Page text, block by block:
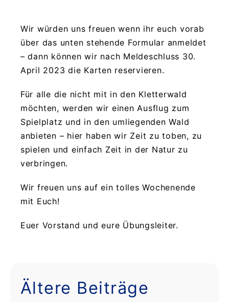
Wir würden uns freuen wenn ihr euch vorab
über das unten stehende Formular anmeldet
– dann können wir nach Meldeschluss 30.
April 2023 die Karten reservieren.
Für alle die nicht mit in den Kletterwald
möchten, werden wir einen Ausflug zum
Spielplatz und in den umliegenden Wald
anbieten – hier haben wir Zeit zu toben, zu
spielen und einfach Zeit in der Natur zu
verbringen.
Wir freuen uns auf ein tolles Wochenende
mit Euch!
Euer Vorstand und eure Übungsleiter.
Ältere Beiträge